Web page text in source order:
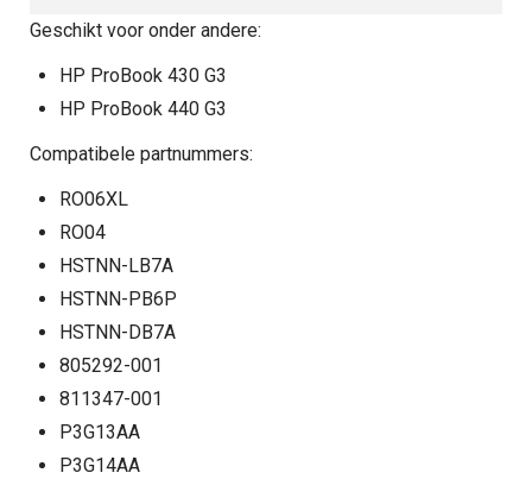
Geschikt voor onder andere:
HP ProBook 430 G3
HP ProBook 440 G3
Compatibele partnummers:
RO06XL
RO04
HSTNN-LB7A
HSTNN-PB6P
HSTNN-DB7A
805292-001
811347-001
P3G13AA
P3G14AA